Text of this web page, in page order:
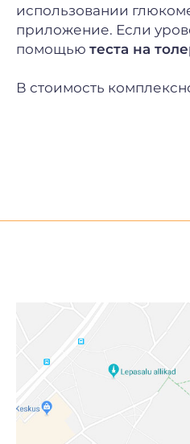
использовании
приложение. Если
помощью теста на
В стоимость